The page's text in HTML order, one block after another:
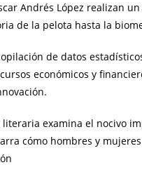
Andrés López realizan
de la pelota hasta la
de datos
económicos y
examina el nocivo
cómo hombres y